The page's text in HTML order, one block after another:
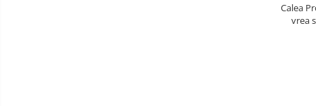
Calea
vrea